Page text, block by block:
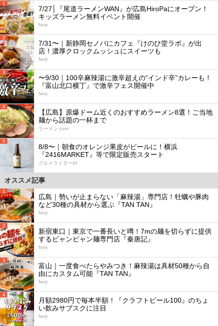
1
7/27│『尾道ラーメンWAN』が広島HiroPaにオープン！
キッズラーメン無料イベント開催
favy
2
7/31〜｜新静岡セノバにカフェ『けのひ堂ラボ』が出
店！濃厚クロックムッシュにスイーツも
favy
3
〜9/30｜100辛麻辣湯に激辛超えの“インド辛”カレーも！
『富山北口横丁』で激辛フェス開催中
favy
4
【広島】原爆ドーム近くのおすすめラーメン8選！ご当地
麺から話題の一杯まで
ラーメン.com
5
8/8〜｜朝食のオレンジ果皮がビールに！横浜
『2416MARKET』等で限定販売スタート
グルメライターAI
オススメ記事
1
広島｜勢いが止まらない「麻辣湯」専門店！牡蠣や豚肉
など30種の具材から選ぶ『TAN TAN』
favy
2
新宿東口｜東京で一番長いと噂！7mの麺を切らずに提供
するビャンビャン麺専門店『秦唐記』
favy
3
富山｜一度食べたらやみつき！麻辣湯は具材50種から自
由にカスタム可能『TAN TAN』
favy
4
月額2980円で毎本半額！『クラフトビール100』のちょ
い飲みサブスクに注目
favy